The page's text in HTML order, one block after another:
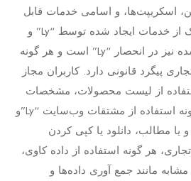
اسکریپت‌ها، و اسامی خدمات قابل
ارائه از طریق هر یک از خدمات ایجاد شده توسط “Ly” و
علائم تجاری ثبت شده نیز در انحصار “Ly” است و هر گونه
پیگرد قانونی دارد. کاربران مجاز
از لیست محصولات، مشخصات
فنی، قیمت و هر گونه استفاده از مشتقات وب‏‌سایت “Ly”و
یا مطالب، دانلود یا کپی کردن
هر گونه استفاده از داده کاوی،
مانند جمع آوری داده‌‏ها و